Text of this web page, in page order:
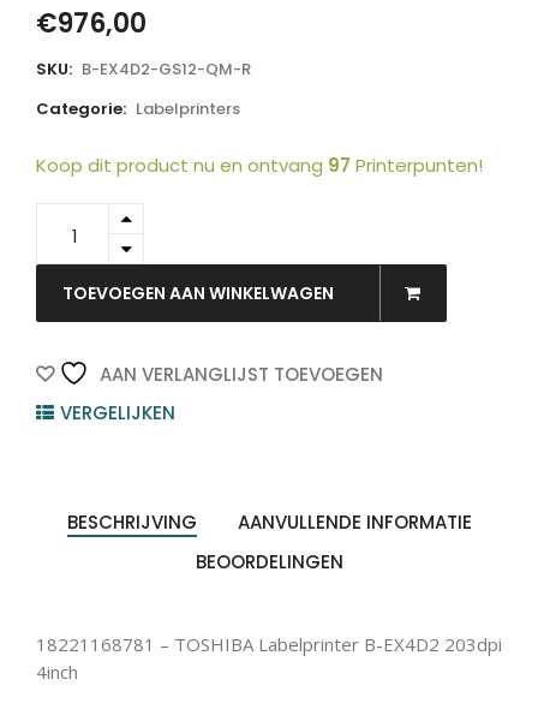
€976,00
SKU: B-EX4D2-GS12-QM-R
Categorie: Labelprinters
Koop dit product nu en ontvang 97 Printerpunten!
18221168781
TOSHIBA
Labelprinter
B-
203dpi
4inch
quantity
TOEVOEGEN AAN WINKELWAGEN
AAN VERLANGLIJST TOEVOEGEN
VERGELIJKEN
BESCHRIJVING
AANVULLENDE INFORMATIE
BEOORDELINGEN
18221168781 – TOSHIBA Labelprinter B-EX4D2 203dpi
4inch